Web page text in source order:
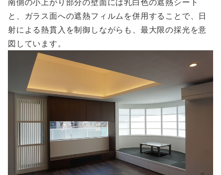
南側の小上がり部分の壁面には乳白色の遮熱シート
と、ガラス面への遮熱フィルムを併用することで、日
射による熱貫入を制御しながらも、最大限の採光を意
図しています。